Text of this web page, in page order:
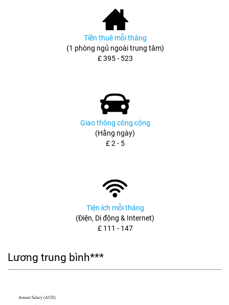
Tiền thuê mỗi tháng
(1 phòng ngủ ngoài trung tâm)
£ 395 - 523
Giao thông công cộng
(Hằng ngày)
£ 2 - 5
Tiện ích mỗi tháng
(Điện, Di động & Internet)
£ 111 - 147
Lương trung bình***